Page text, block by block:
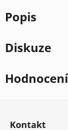
Popis
Diskuze
Hodnocení
Kontakt